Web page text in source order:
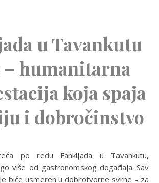
u Tavankutu
– humanitarna
koja spaja
i dobročinstvo
po redu Fankijada u Tavankutu,
više od gastronomskog događaja. Sav
biće usmeren u dobrotvorne svrhe – za